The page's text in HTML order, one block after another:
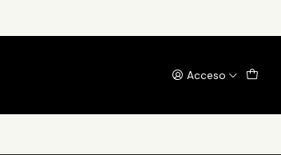
Acceso